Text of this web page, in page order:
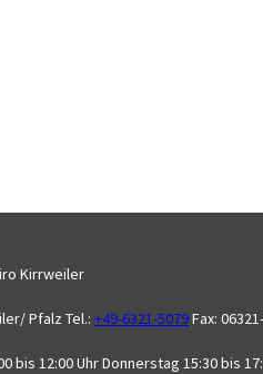
Kirrweiler
Pfalz Tel.: +49-6321-5079Fax:
bis 12:00 UhrDonnerstag 15:30 bis